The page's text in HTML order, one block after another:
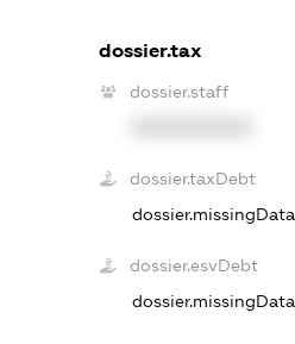
dossier.tax
dossier.staff
dossier.taxDebt
dossier.missingData
dossier.esvDebt
dossier.missingData